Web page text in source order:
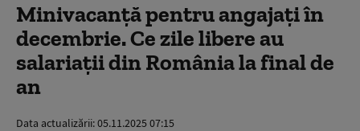
Minivacanță pentru angajați în
decembrie. Ce zile libere au
salariații din România la final de
an
Data actualizării:05.11.2025 07:15